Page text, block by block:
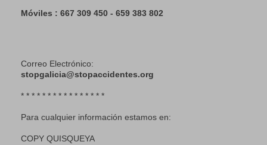
Móviles : 667 309 450 - 659 383 802
Correo Electrónico:
stopgalicia@stopaccidentes.org
* * * * * * * * * * * * * * * *
Para cualquier información estamos en:
COPY QUISQUEYA